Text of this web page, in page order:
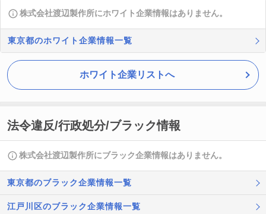
株式会社渡辺製作所にホワイト企業情報はありません。
東京都のホワイト企業情報一覧
ホワイト企業リストへ
法令違反/行政処分/ブラック情報
株式会社渡辺製作所にブラック企業情報はありません。
東京都のブラック企業情報一覧
江戸川区のブラック企業情報一覧